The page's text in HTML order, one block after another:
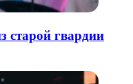
старой гвардии